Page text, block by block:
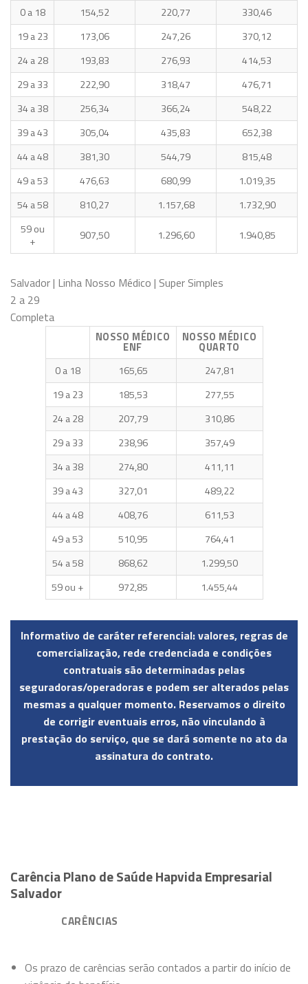
0 a 18
154,52 220,77
330,46
19 a 23
173,06 247,26
370,12
24 a 28
193,83 276,93
414,53
29 a 33
222,90 318,47
476,71
34 a 38
256,34 366,24
548,22
39 a 43
305,04 435,83
652,38
44 a 48
381,30 544,79
815,48
49 a 53
476,63 680,99
1.019,35
54 a 58
810,27 1.157,68
1.732,90
59 ou
+
907,50 1.296,60 1.940,85
Salvador | Linha Nosso Médico | Super Simples
2 a 29
Completa
NOSSO MÉDICO
ENF
NOSSO MÉDICO
QUARTO
0 a 18
165,65
247,81
19 a 23
185,53
277,55
24 a 28
207,79
310,86
29 a 33
238,96
357,49
34 a 38
274,80
411,11
39 a 43
327,01
489,22
44 a 48
408,76
611,53
49 a 53
510,95
764,41
54 a 58
868,62
1.299,50
59 ou +
972,85 1.455,44
Informativo de caráter referencial: valores, regras de
comercialização, rede credenciada e condições
contratuais são determinadas pelas
seguradoras/operadoras e podem ser alterados pelas
mesmas a qualquer momento. Reservamos o direito
de corrigir eventuais erros, não vinculando à
prestação do serviço, que se dará somente no ato da
assinatura do contrato.
Carência Plano de Saúde Hapvida Empresarial
Salvador
CARÊNCIAS
Os prazo de carências serão contados a partir do início de